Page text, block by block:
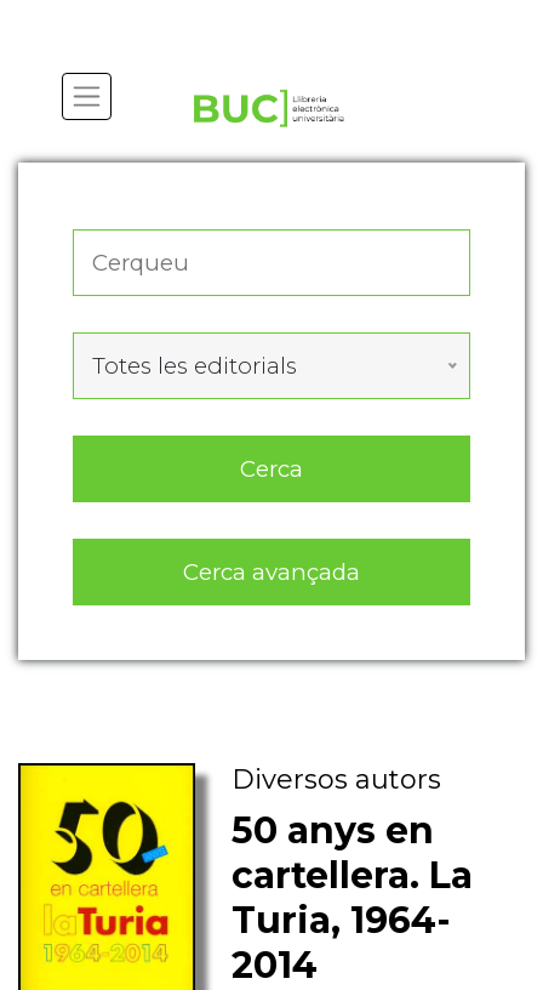
Totes les editorials
Cerca
Cerca avançada
Diversos autors
50 anys en
cartellera. La
Turia, 1964-
2014